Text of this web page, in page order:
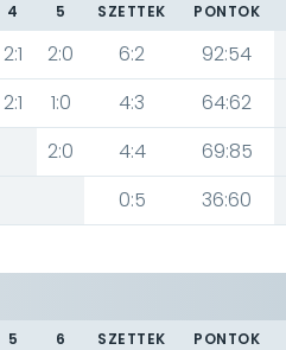
4 5 SZETTEK PONTOK
2:1 2:0 6:2 92:54
2:1 1:0 4:3 64:62
2:0 4:4 69:85
0:5 36:60
5 6 SZETTEK PONTOK